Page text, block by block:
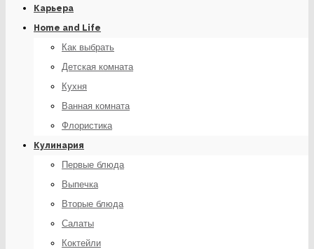
Карьера
Home and Life
Как выбрать
Детская комната
Кухня
Ванная комната
Флористика
Кулинария
Первые блюда
Выпечка
Вторые блюда
Салаты
Коктейли